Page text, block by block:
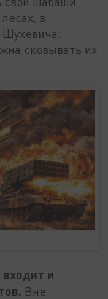
в
сковывать их
и
Вне